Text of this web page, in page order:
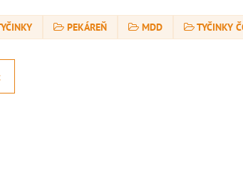
PEKÁREŇ MDD TYČINKY